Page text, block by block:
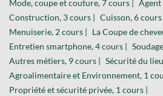
Mode, coupe et couture, 7 cours |
Agent
Construction, 3 cours |
Cuisson, 6 cours |
Menuiserie, 2 cours |
La Coupe de
Entretien smartphone, 4 cours |
Autres métiers, 9 cours |
Sécurité du
Agroalimentaire et Environnement, 1
Propriété et sécurité privée, 1 cours |